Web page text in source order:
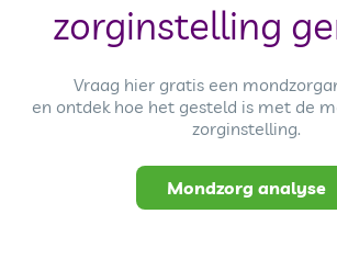
zorginstelling
Vraag hier gratis een
en ontdek hoe het gesteld is met de
zorginstelling.
Mondzorg analyse